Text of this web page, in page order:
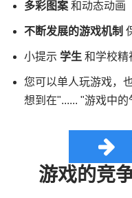
多彩图案 和动态动画
不断发展的游戏机制
小提示 学生 和学校精
您可以单人玩游戏，
想到在"...... "游戏中的
游戏的竞